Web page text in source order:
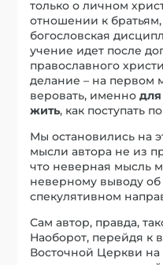
только о личном
отношении к братьям,
богословская
учение идет после
православного
делание – на первом
веровать, именнодля
жить, как поступать
Мы остановились на
мысли автора не из
что неверная мысль
неверному выводу
спекулятивном
Сам автор, правда,
Наоборот, перейдя к
Восточной Церкви на